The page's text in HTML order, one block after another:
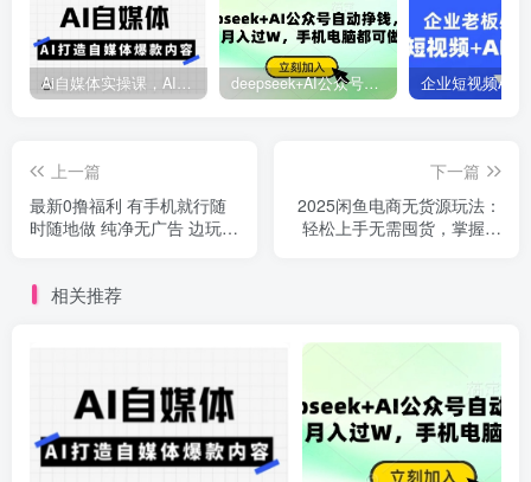
Ai自媒体实操课，AI打造自媒体爆款内容 deepseek+AI公众号自动挣钱，轻松月入过W，手机电脑都可做
上一篇
最新0撸福利 有手机就行随
时随地做 纯净无广告 边玩游
下一篇
2025闲鱼电商无货源玩法：
轻松上手无需囤货，掌握核
相关推荐